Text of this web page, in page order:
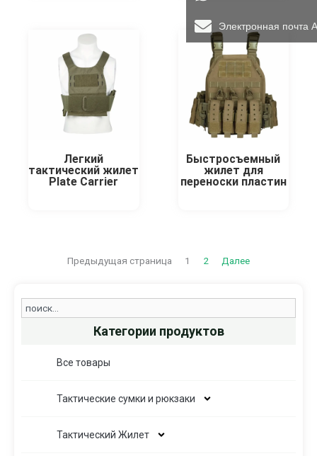
Search
Категории продуктов
Все товары
Тактические сумки и рюкзаки
Тактический Жилет
Легкий
тактический жилет
Plate Carrier
Быстросъемный
жилет для
переноски пластин
Предыдущая страница 1 2 Далее
Электронная почта